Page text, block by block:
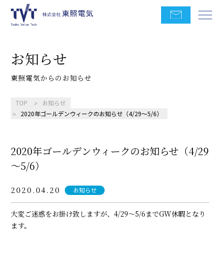
お知らせ
東照電気からのお知らせ
TOP
お知らせ
2020年ゴールデンウィークのお知らせ（4/29～5/6）
2020年ゴールデンウィークのお知らせ（4/29
～5/6）
2020.04.20 お知らせ
大変ご迷惑をお掛け致しますが、4/29～5/6までGW休暇となり
ます。